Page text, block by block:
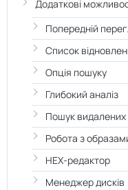
Додаткові
Попередній
Список
Опція пошуку
Глибокий аналіз
Пошук видалених
Робота з
HEX-редактор
Менеджер дисків